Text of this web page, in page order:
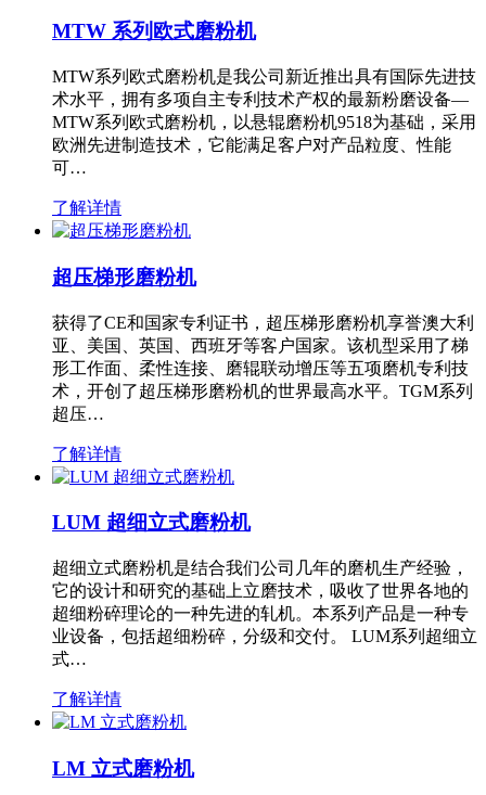
MTW 系列欧式磨粉机
MTW系列欧式磨粉机是我公司新近推出具有国际先进技
术水平，拥有多项自主专利技术产权的最新粉磨设备—
MTW系列欧式磨粉机，以悬辊磨粉机9518为基础，采用
欧洲先进制造技术，它能满足客户对产品粒度、性能
可…
了解详情
超压梯形磨粉机
获得了CE和国家专利证书，超压梯形磨粉机享誉澳大利
亚、美国、英国、西班牙等客户国家。该机型采用了梯
形工作面、柔性连接、磨辊联动增压等五项磨机专利技
术，开创了超压梯形磨粉机的世界最高水平。TGM系列
超压…
了解详情
LUM 超细立式磨粉机
超细立式磨粉机是结合我们公司几年的磨机生产经验，
它的设计和研究的基础上立磨技术，吸收了世界各地的
超细粉碎理论的一种先进的轧机。本系列产品是一种专
业设备，包括超细粉碎，分级和交付。 LUM系列超细立
式…
了解详情
LM 立式磨粉机